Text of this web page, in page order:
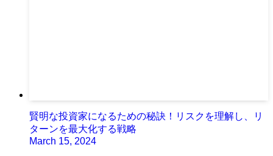
賢明な投資家になるための秘訣！リスクを理解し、リ
ターンを最大化する戦略
March 15, 2024